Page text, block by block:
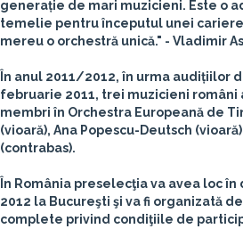
generație de mari muzicieni. Este o
temelie pentru începutul unei cariere
mereu o orchestră unică." - Vladimir
În anul 2011/2012, în urma audițiilor
februarie 2011, trei muzicieni români
membri în Orchestra Europeană de
(vioară), Ana Popescu-Deutsch
(contrabas).
În România preselecţia va avea loc
2012 la Bucureşti şi va fi organizată de
complete privind condiţiile de